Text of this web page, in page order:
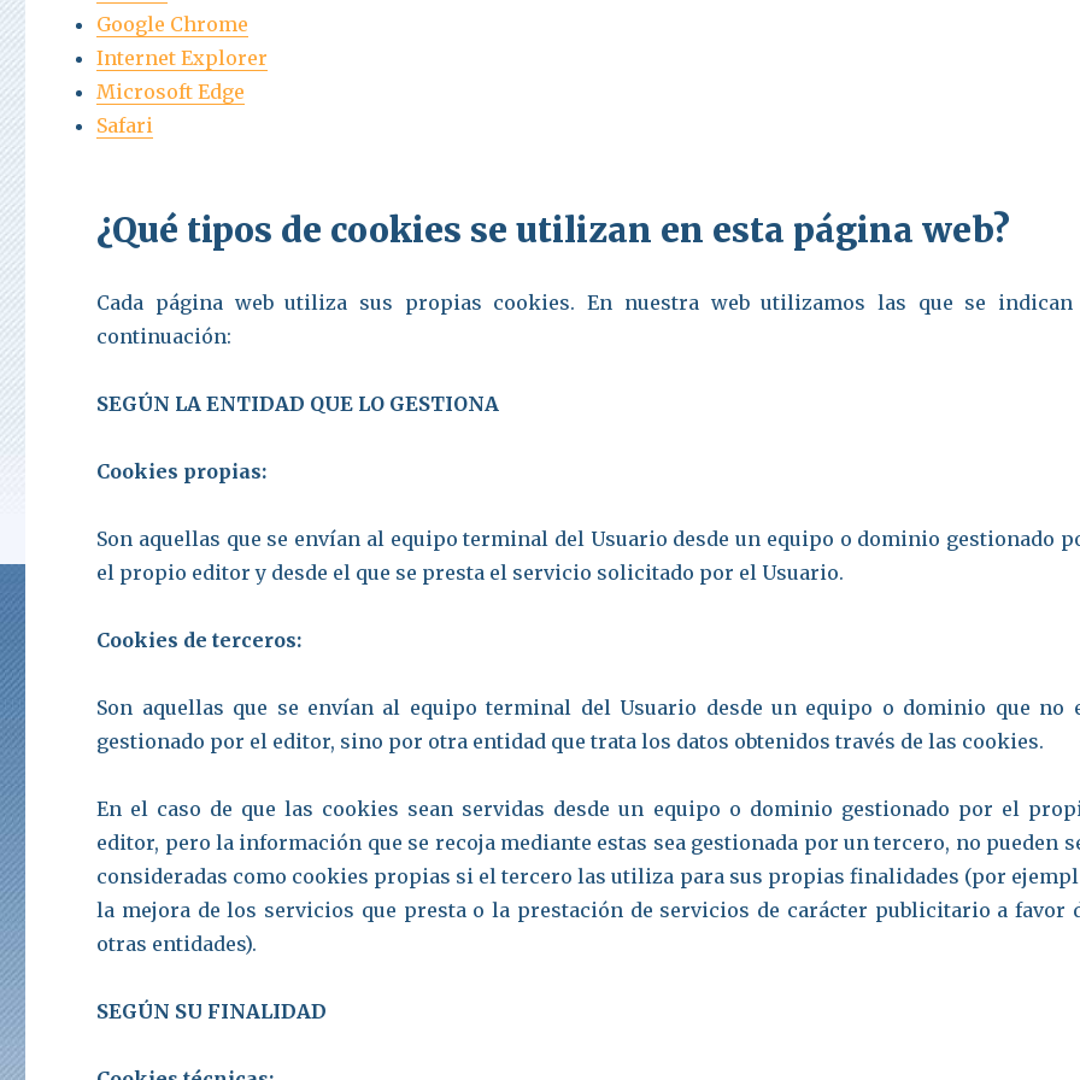
Google Chrome
Internet Explorer
Microsoft Edge
Safari
¿Qué tipos de cookies se utilizan en esta página web?
Cada página web utiliza sus propias cookies. En nuestra web utilizamos las que se indican
continuación:
SEGÚN LA ENTIDAD QUE LO GESTIONA
Cookies propias:
Son aquellas que se envían al equipo terminal del Usuario desde un equipo o dominio gestionado
el propio editor y desde el que se presta el servicio solicitado por el Usuario.
Cookies de terceros:
Son aquellas que se envían al equipo terminal del Usuario desde un equipo o dominio que no
gestionado por el editor, sino por otra entidad que trata los datos obtenidos través de las cookies.
En el caso de que las cookies sean servidas desde un equipo o dominio gestionado por el
editor, pero la información que se recoja mediante estas sea gestionada por un tercero, no pueden
consideradas como cookies propias si el tercero las utiliza para sus propias finalidades (por
la mejora de los servicios que presta o la prestación de servicios de carácter publicitario a favor
otras entidades).
SEGÚN SU FINALIDAD